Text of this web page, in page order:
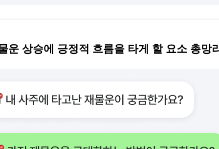
운 상승에 긍정적 흐름을 타게 할 요소 총망